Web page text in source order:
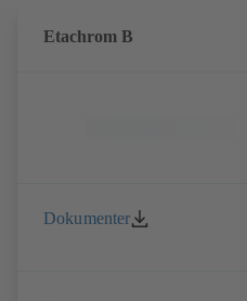
Etachrom B
Dokumenter